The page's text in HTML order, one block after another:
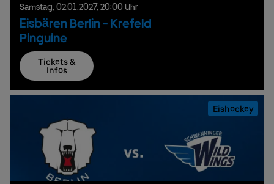
Samstag,02.01.2027,20:00 Uhr
Eisbären Berlin - Krefeld
Pinguine
Tickets &
Infos
Eishockey